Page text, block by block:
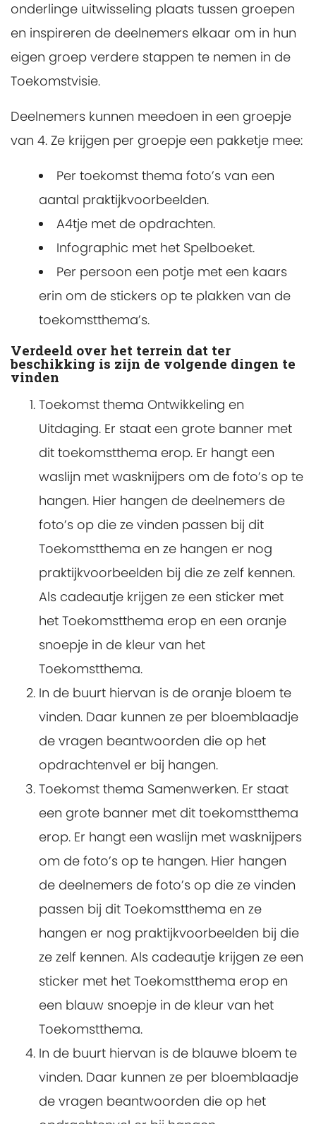
onderlinge uitwisseling plaats tussen groepen
en inspireren de deelnemers elkaar om in hun
eigen groep verdere stappen te nemen in de
Toekomstvisie.
Deelnemers kunnen meedoen in een groepje
van 4. Ze krijgen per groepje een pakketje mee:
Per toekomst thema foto’s van een
aantal praktijkvoorbeelden.
A4tje met de opdrachten.
Infographic met het Spelboeket.
Per persoon een potje met een kaars
erin om de stickers op te plakken van de
toekomstthema’s.
Verdeeld over het terrein dat ter
beschikking is zijn de volgende dingen te
vinden
Toekomst thema Ontwikkeling en
Uitdaging. Er staat een grote banner met
dit toekomstthema erop. Er hangt een
waslijn met wasknijpers om de foto’s op te
hangen. Hier hangen de deelnemers de
foto’s op die ze vinden passen bij dit
Toekomstthema en ze hangen er nog
praktijkvoorbeelden bij die ze zelf kennen.
Als cadeautje krijgen ze een sticker met
het Toekomstthema erop en een oranje
snoepje in de kleur van het
Toekomstthema.
In de buurt hiervan is de oranje bloem te
vinden. Daar kunnen ze per bloemblaadje
de vragen beantwoorden die op het
opdrachtenvel er bij hangen.
Toekomst thema Samenwerken. Er staat
een grote banner met dit toekomstthema
erop. Er hangt een waslijn met wasknijpers
om de foto’s op te hangen. Hier hangen
de deelnemers de foto’s op die ze vinden
passen bij dit Toekomstthema en ze
hangen er nog praktijkvoorbeelden bij die
ze zelf kennen. Als cadeautje krijgen ze een
sticker met het Toekomstthema erop en
een blauw snoepje in de kleur van het
Toekomstthema.
In de buurt hiervan is de blauwe bloem te
vinden. Daar kunnen ze per bloemblaadje
de vragen beantwoorden die op het